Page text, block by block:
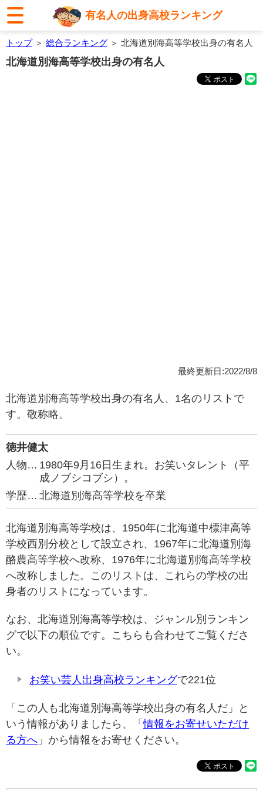
有名人の出身高校ランキング
トップ＞ 総合ランキング ＞ 北海道別海高等学校出身の有名人
北海道別海高等学校出身の有名人
最終更新日:2022/8/8
北海道別海高等学校出身の有名人、1名のリストで
す。敬称略。
徳井健太
人物… 1980年9月16日生まれ。お笑いタレント（平
成ノブシコブシ）。
学歴… 北海道別海高等学校を卒業
北海道別海高等学校は、1950年に北海道中標津高等
学校西別分校として設立され、1967年に北海道別海
酪農高等学校へ改称、1976年に北海道別海高等学校
へ改称しました。このリストは、これらの学校の出
身者のリストになっています。
なお、北海道別海高等学校は、ジャンル別ランキン
グで以下の順位です。こちらも合わせてご覧くださ
い。
お笑い芸人出身高校ランキングで221位
「この人も北海道別海高等学校出身の有名人だ」と
いう情報がありましたら、「情報をお寄せいただけ
る方へ 」から情報をお寄せください。